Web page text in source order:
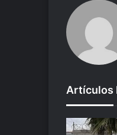
Artículos